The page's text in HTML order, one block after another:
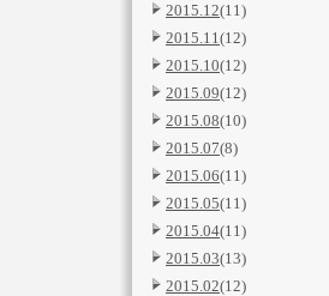
2015.12(11)
2015.11(12)
2015.10(12)
2015.09(12)
2015.08(10)
2015.07(8)
2015.06(11)
2015.05(11)
2015.04(11)
2015.03(13)
2015.02(12)